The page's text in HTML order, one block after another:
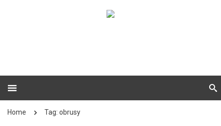
Home Tag: obrusy